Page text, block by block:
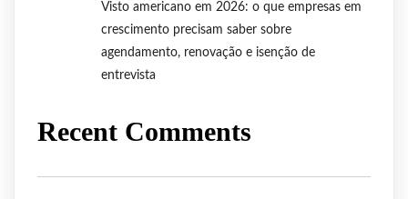
Visto americano em 2026: o que empresas em
crescimento precisam saber sobre
agendamento, renovação e isenção de
entrevista
Recent Comments